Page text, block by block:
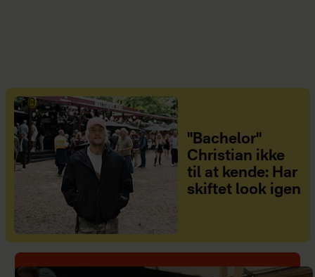
"Bachelor"
Christian ikke
til at kende: Har
skiftet look igen